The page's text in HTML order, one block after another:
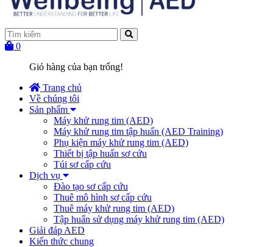
0
Giỏ hàng của bạn trống!
Trang chủ
Về chúng tôi
Sản phẩm
Máy khử rung tim (AED)
Máy khử rung tim tập huấn (AED Training)
Phụ kiện máy khử rung tim (AED)
Thiết bị tập huấn sơ cứu
Túi sơ cấp cứu
Dịch vụ
Đào tạo sơ cấp cứu
Thuê mô hình sơ cấp cứu
Thuê máy khử rung tim (AED)
Tập huấn sử dụng máy khử rung tim (AED)
Giải đáp AED
Kiến thức chung